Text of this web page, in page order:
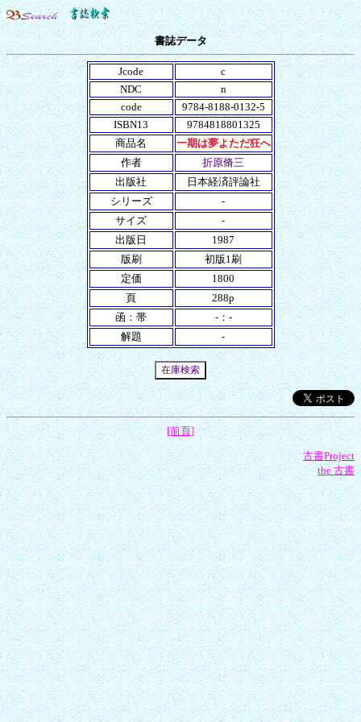
書誌データ
Jcode
c
NDC
n
code
9784-8188-0132-5
ISBN13
9784818801325
商品名
一期は夢よただ狂へ
作者
折原脩三
出版社
日本経済評論社
シリーズ
-
サイズ
-
出版日
1987
版刷
初版1刷
定価
1800
頁
288p
函：帯
-：-
解題
-
[前頁]
古書Project
the 古書